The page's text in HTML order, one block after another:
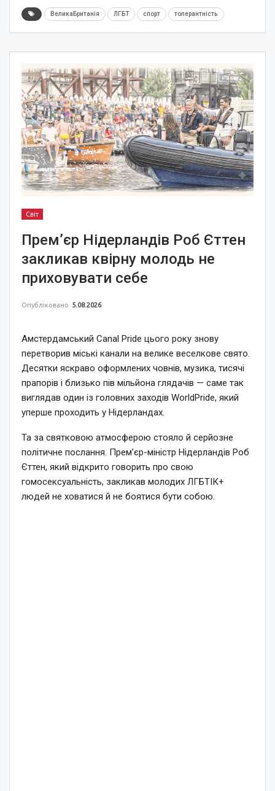
ВеликаБританія ЛГБТ спорт толерантність
Світ
Прем’єр Нідерландів Роб Єттен
закликав квірну молодь не
приховувати себе
Опубліковано 5.08.2026
Амстердамський Canal Pride цього року знову
перетворив міські канали на велике веселкове свято.
Десятки яскраво оформлених човнів, музика, тисячі
прапорів і близько пів мільйона глядачів — саме так
виглядав один із головних заходів WorldPride, який
уперше проходить у Нідерландах.
Та за святковою атмосферою стояло й серйозне
політичне послання. Прем’єр-міністр Нідерландів Роб
Єттен, який відкрито говорить про свою
гомосексуальність, закликав молодих ЛГБТІК+
людей не ховатися й не боятися бути собою.